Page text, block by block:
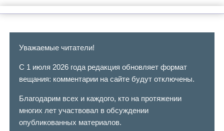
Уважаемые читатели!
С 1 июля 2026 года редакция обновляет формат
вещания: комментарии на сайте будут отключены.
Благодарим всех и каждого, кто на протяжении
многих лет участвовал в обсуждении
опубликованных материалов.